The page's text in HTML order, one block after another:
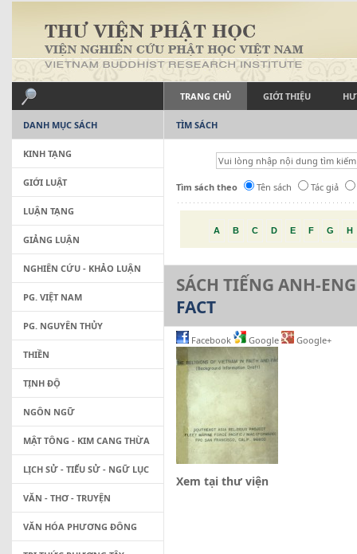
TRANG CHỦ GIỚI THIỆU
TÌM SÁCH
Tìm sách theo Tên sách Tác giả
A B C D E F G H
SÁCH TIẾNG ANH-
FACT
Facebook Google Google+
Xem tại thư viện
DANH MỤC SÁCH
KINH TẠNG
GIỚI LUẬT
LUẬN TẠNG
GIẢNG LUẬN
NGHIÊN CỨU - KHẢO LUẬN
PG. VIỆT NAM
PG. NGUYÊN THỦY
THIỀN
TỊNH ĐỘ
NGÔN NGỮ
MẬT TÔNG - KIM CANG THỪA
LỊCH SỬ - TIỂU SỬ - NGỮ LỤC
VĂN - THƠ - TRUYỆN
VĂN HÓA PHƯƠNG ĐÔNG